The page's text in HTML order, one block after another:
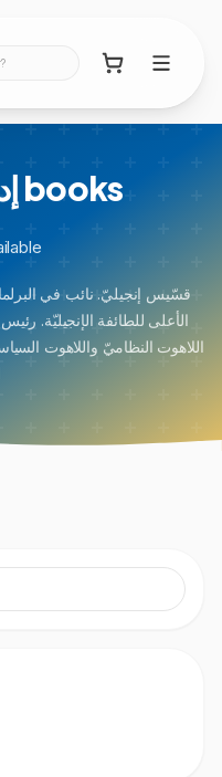
books
قسّيس إنجيليّ. نائب في
الأعلى للطائفة الإنجيليّة.
اللاهوت النظاميّ واللاهوت